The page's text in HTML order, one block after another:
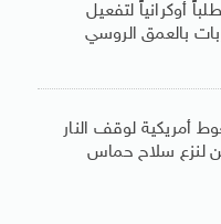
أوكرانياً لتفعيل
بالعمق الروسي
أمريكية لوقف النار
لنزع سلاح حماس